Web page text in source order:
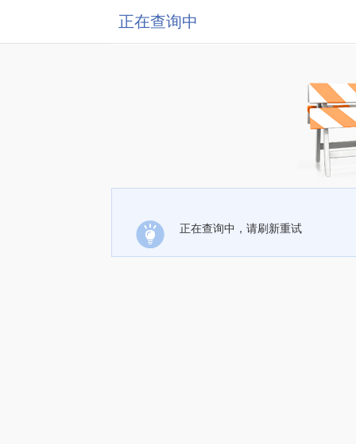
正在查询中
正在查询中，请刷新重试